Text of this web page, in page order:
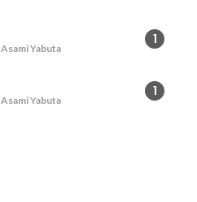
1
Asami Yabuta
1
Asami Yabuta